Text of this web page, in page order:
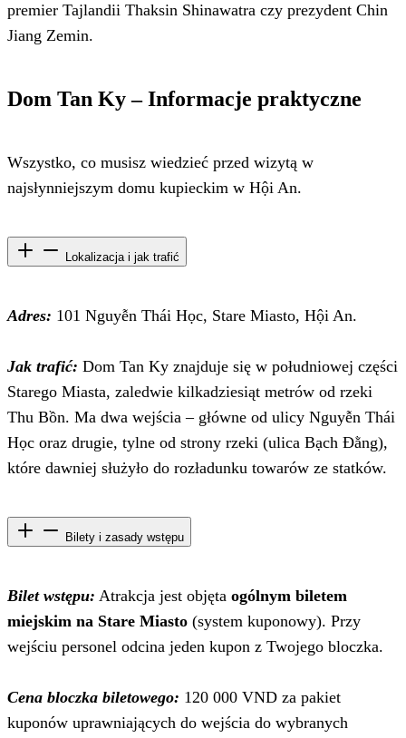
premier Tajlandii Thaksin Shinawatra czy prezydent Chin
Jiang Zemin.
Dom Tan Ky – Informacje praktyczne
Wszystko, co musisz wiedzieć przed wizytą w
najsłynniejszym domu kupieckim w Hội An.
Lokalizacja i jak trafić
Adres: 101 Nguyễn Thái Học, Stare Miasto, Hội An.
Jak trafić: Dom Tan Ky znajduje się w południowej części
Starego Miasta, zaledwie kilkadziesiąt metrów od rzeki
Thu Bồn. Ma dwa wejścia – główne od ulicy Nguyễn Thái
Học oraz drugie, tylne od strony rzeki (ulica Bạch Đằng),
które dawniej służyło do rozładunku towarów ze statków.
Bilety i zasady wstępu
Bilet wstępu: Atrakcja jest objęta ogólnym biletem
miejskim na Stare Miasto (system kuponowy). Przy
wejściu personel odcina jeden kupon z Twojego bloczka.
Cena bloczka biletowego: 120 000 VND za pakiet
kuponów uprawniających do wejścia do wybranych